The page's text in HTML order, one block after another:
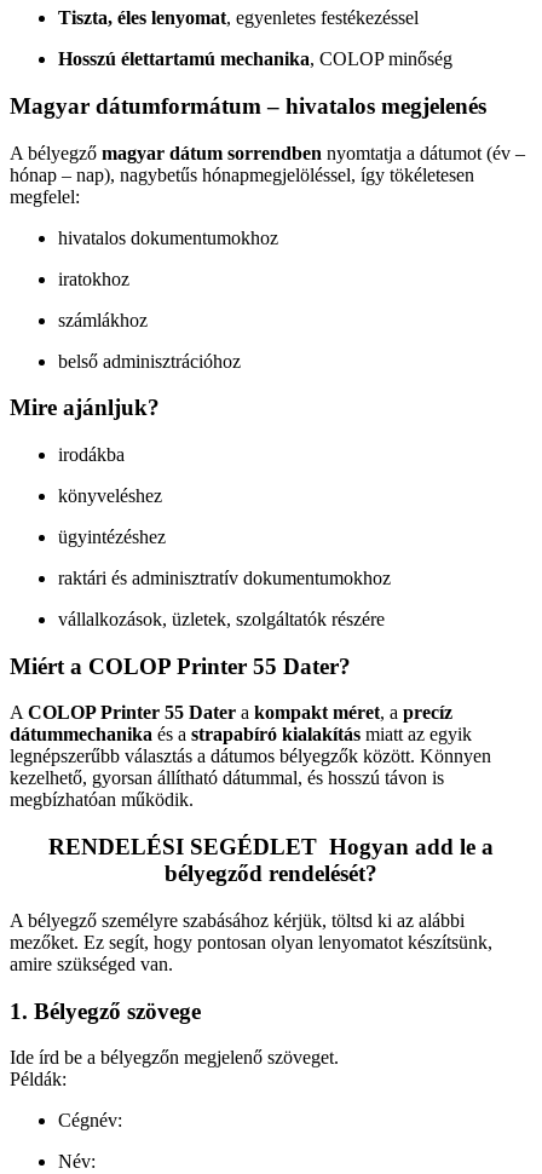
Tiszta, éles lenyomat, egyenletes festékezéssel
Hosszú élettartamú mechanika, COLOP minőség
Magyar dátumformátum – hivatalos megjelenés
A bélyegző magyar dátum sorrendben nyomtatja a dátumot (év –
hónap – nap), nagybetűs hónapmegjelöléssel, így tökéletesen
megfelel:
hivatalos dokumentumokhoz
iratokhoz
számlákhoz
belső adminisztrációhoz
Mire ajánljuk?
irodákba
könyveléshez
ügyintézéshez
raktári és adminisztratív dokumentumokhoz
vállalkozások, üzletek, szolgáltatók részére
Miért a COLOP Printer 55 Dater?
ACOLOP Printer 55 Dater a kompakt méret, a precíz
dátummechanika és a strapabíró kialakítás miatt az egyik
legnépszerűbb választás a dátumos bélyegzők között. Könnyen
kezelhető, gyorsan állítható dátummal, és hosszú távon is
megbízhatóan működik.
RENDELÉSI SEGÉDLET Hogyan add le a
bélyegződ rendelését?
A bélyegző személyre szabásához kérjük, töltsd ki az alábbi
mezőket. Ez segít, hogy pontosan olyan lenyomatot készítsünk,
amire szükséged van.
1. Bélyegző szövege
Ide írd be a bélyegzőn megjelenő szöveget.
Példák:
Cégnév:
Név: